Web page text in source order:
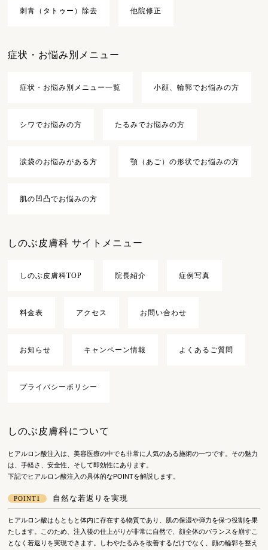
刺青（タトゥー）除去 他院修正
症状・お悩み別メニュー
症状・お悩み別メニュー一覧 小顔、輪郭でお悩みの方
シワでお悩みの方 たるみでお悩みの方
涙袋のお悩みがある方 顎（あご）の形状でお悩みの方
肌の凹凸でお悩みの方
しのぶ皮膚科 サイトメニュー
しのぶ皮膚科TOP 院長紹介 症例写真
料金表 アクセス お問い合わせ
お知らせ キャンペーン情報 よくあるご質問
プライバシーポリシー
しのぶ皮膚科について
ヒアルロン酸注入は、美容医療の中でも非常に人気のある施術の一つです。その魅力
は、手軽さ、安全性、そして即効性にあります。
下記でヒアルロン酸注入の具体的なPOINTを解説します。
POINT1 自然な若返りを実現
ヒアルロン酸はもともと体内に存在する物質であり、肌の保湿や弾力を保つ役割を果
たします。このため、注入後の仕上がりが非常に自然で、顔全体のバランスを崩すこ
となく若返りを実現できます。しわやたるみを改善するだけでなく、顔の輪郭を整え